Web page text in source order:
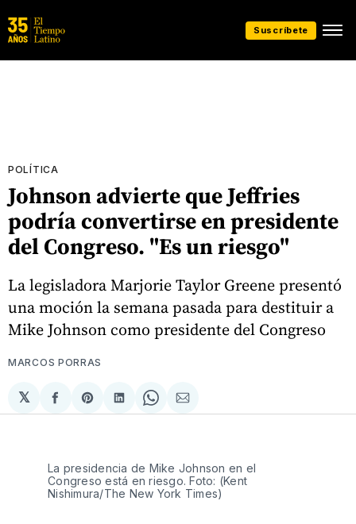
Suscríbete
POLÍTICA
Johnson advierte que Jeffries
podría convertirse en presidente
del Congreso. "Es un riesgo"
La legisladora Marjorie Taylor Greene presentó
una moción la semana pasada para destituir a
Mike Johnson como presidente del Congreso
MARCOS PORRAS
𝕏
Compartir
en
Share
on
Compartir
en
Share
on
Compartir
via
La presidencia de Mike Johnson en el
Congreso está en riesgo. Foto: (Kent
Nishimura/The New York Times)